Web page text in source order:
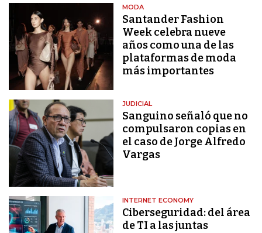
MODA
Santander Fashion
Week celebra nueve
años como una de las
plataformas de moda
más importantes
JUDICIAL
Sanguino señaló que no
compulsaron copias en
el caso de Jorge Alfredo
Vargas
INTERNET ECONOMY
Ciberseguridad: del área
de TI a las juntas